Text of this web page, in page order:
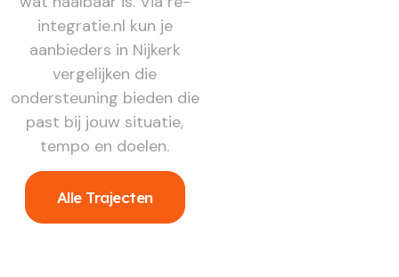
integratie.nl kun je
aanbieders in Nijkerk
vergelijken die
ondersteuning bieden die
past bij jouw situatie,
tempo en doelen.
Alle Trajecten